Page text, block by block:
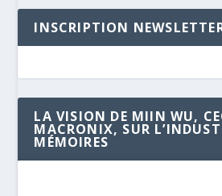
INSCRIPTION
LA VISION DE MIIN WU,
MACRONIX, SUR
MÉMOIRES